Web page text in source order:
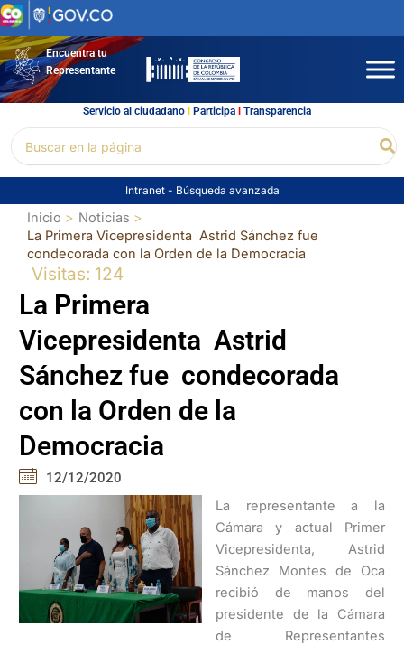
Ir
al
contenidoEncuentra tu
Representante
Servicio al ciudadano l Participal Transparencia
por:
Intranet - Búsqueda avanzada
Inicio
Noticias
La Primera Vicepresidenta Astrid Sánchez fue
condecorada con la Orden de la Democracia
Visitas: 124
La Primera
Vicepresidenta Astrid
Sánchez fue condecorada
con la Orden de la
Democracia
12/12/2020
La representante a la
Cámara y actual Primer
Vicepresidenta, Astrid
Sánchez Montes de Oca
recibió de manos del
presidente de la Cámara
de Representantes